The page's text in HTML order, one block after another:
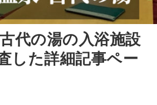
代の湯の入浴施設
した詳細記事ペー